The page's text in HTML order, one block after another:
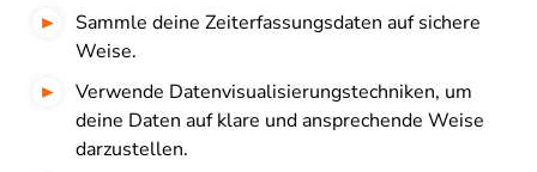
Sammle deine Zeiterfassungsdaten auf sichere
Weise.
Verwende Datenvisualisierungstechniken, um
deine Daten auf klare und ansprechende Weise
darzustellen.